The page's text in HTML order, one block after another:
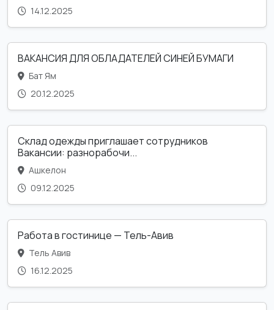
14.12.2025
ВАКАНСИЯ ДЛЯ ОБЛАДАТЕЛЕЙ СИНЕЙ БУМАГИ
Бат Ям
20.12.2025
Склад одежды приглашает сотрудников
Вакансии: разнорабочи...
Ашкелон
09.12.2025
Работа в гостинице — Тель-Авив
Тель Авив
16.12.2025